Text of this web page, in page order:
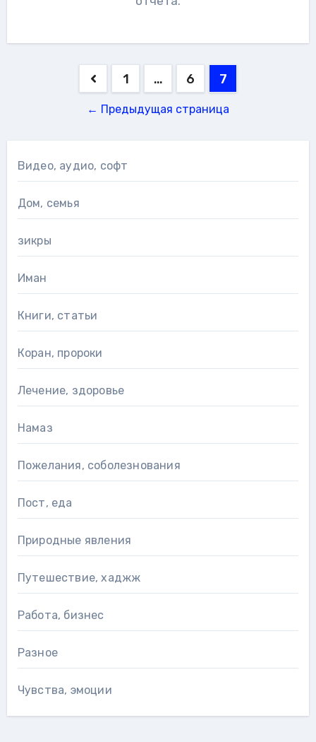
Навигация1 … 6 7
← Предыдущая страница
Видео, аудио, софт
Дом, семья
зикры
Иман
Книги, статьи
Коран, пророки
Лечение, здоровье
Намаз
Пожелания, соболезнования
Пост, еда
Природные явления
Путешествие, хаджж
Работа, бизнес
Разное
Чувства, эмоции